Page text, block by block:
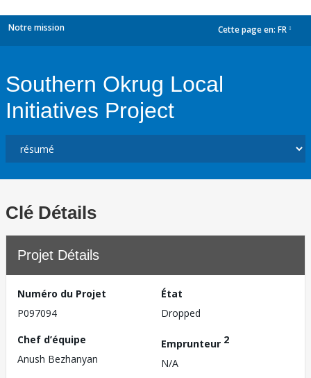
Notre mission Cette page en: FR
Southern Okrug Local
Initiatives Project
Clé Détails
Projet Détails
Numéro du Projet
P097094
État
Dropped
Chef d’équipe
Anush Bezhanyan
Emprunteur 2
N/A